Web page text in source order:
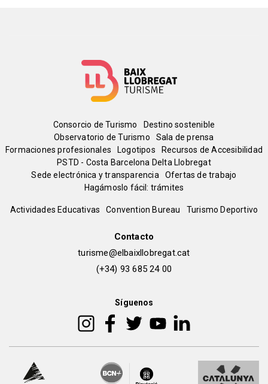
Menú
del
pie
Consorcio de Turismo
Destino sostenible
Observatorio de Turismo
Sala de prensa
Formaciones profesionales
Logotipos
Recursos de Accesibilidad
PSTD - Costa Barcelona Delta Llobregat
Sede electrónica y transparencia
Ofertas de trabajo
Hagámoslo fácil: trámites
Peu
Actividades Educativas Convention Bureau Turismo Deportivo
Contacto
turisme@elbaixllobregat.cat
(+34) 93 685 24 00
Síguenos